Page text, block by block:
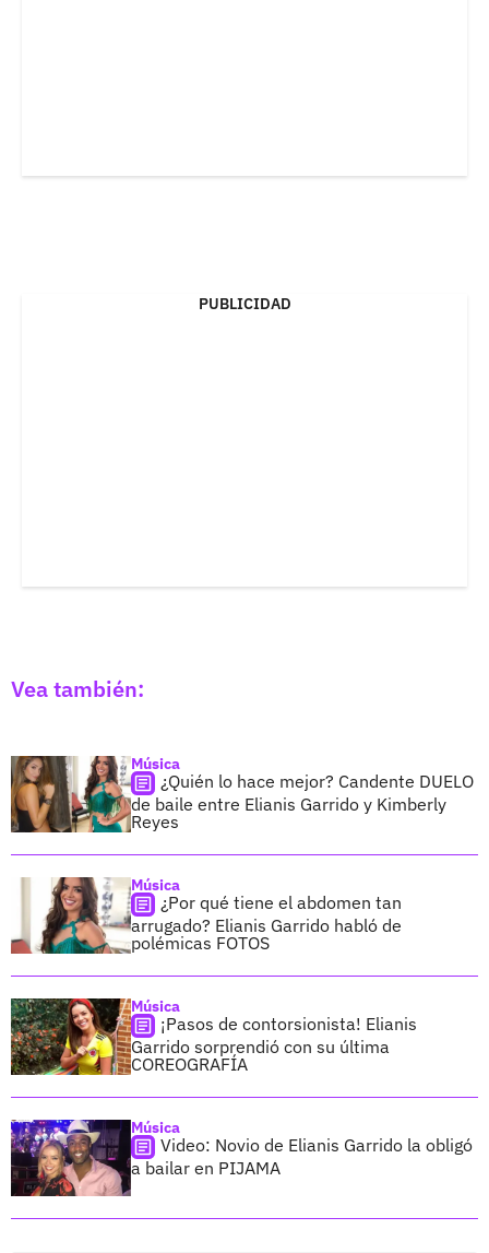
PUBLICIDAD
Vea también:
Música
¿Quién lo hace mejor? Candente DUELO
de baile entre Elianis Garrido y Kimberly
Reyes
Música
¿Por qué tiene el abdomen tan
arrugado? Elianis Garrido habló de
polémicas FOTOS
Música
¡Pasos de contorsionista! Elianis
Garrido sorprendió con su última
COREOGRAFÍA
Música
Video: Novio de Elianis Garrido la obligó
a bailar en PIJAMA